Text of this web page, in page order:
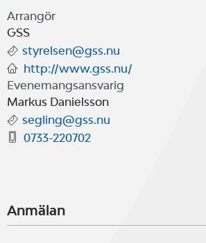
Arrangör
GSS
styrelsen@gss.nu
http://www.gss.nu/
Evenemangsansvarig
Markus Danielsson
segling@gss.nu
0733-220702
Anmälan